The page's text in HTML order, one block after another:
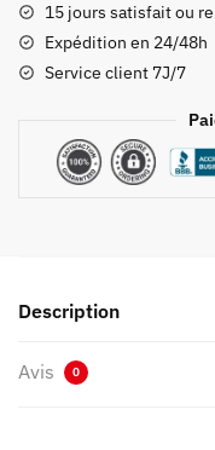
Kanae
Kocho
15 jours satisfait ou
Expédition en 24/48h
Service client 7J/7
Description
Avis 0